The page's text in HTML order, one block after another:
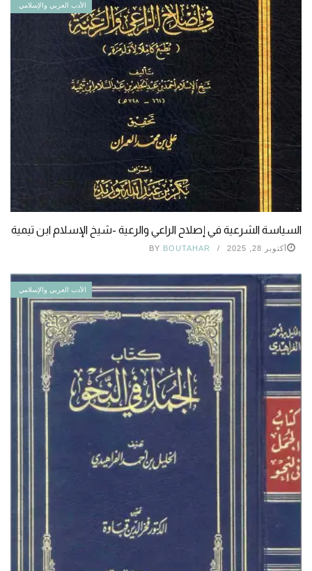
الأدب العربي والإسلامي
السياسة الشرعية في إصلاح الراعي والرعية -شيخ الإسلام ابن تيمية
أكتوبر 28, 2025 BY BOUTAHAR
الأدب العربي والإسلامي